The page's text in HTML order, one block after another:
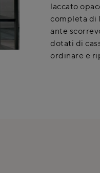
laccato
completa di
ante
dotati di
ordinare e